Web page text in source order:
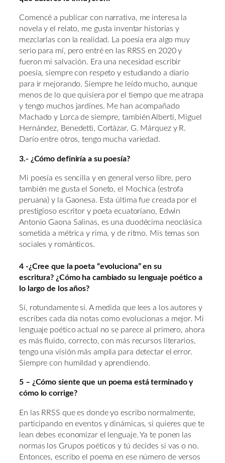
Comencé a publicar con narrativa, me interesa la
novela y el relato, me gusta inventar historias y
mezclarlas con la realidad. La poesía era algo muy
serio para mí, pero entré en las RRSS en 2020 y
fueron mi salvación. Era una necesidad escribir
poesía, siempre con respeto y estudiando a diario
para ir mejorando. Siempre he leído mucho, aunque
menos de lo que quisiera por el tiempo que me atrapa
y tengo muchos jardines. Me han acompañado
Machado y Lorca de siempre, también Alberti, Miguel
Hernández, Benedetti, Cortázar, G. Márquez y R.
Darío entre otros, tengo mucha variedad.
3.- ¿Cómo definiría a su poesía?
Mi poesía es sencilla y en general verso libre, pero
también me gusta el Soneto, el Mochica (estrofa
peruana) y la Gaonesa. Esta última fue creada por el
prestigioso escritor y poeta ecuatoriano, Edwin
Antonio Gaona Salinas, es una duodécima neoclásica
sometida a métrica y rima, y de ritmo. Mis temas son
sociales y románticos.
4 -¿Cree que la poeta “evoluciona” en su
escritura? ¿Cómo ha cambiado su lenguaje poético a
lo largo de los años?
Sí, rotundamente sí. A medida que lees a los autores y
escribes cada día notas como evolucionas a mejor. Mi
lenguaje poético actual no se parece al primero, ahora
es más fluido, correcto, con más recursos literarios,
tengo una visión más amplia para detectar el error.
Siempre con humildad y aprendiendo.
5 – ¿Cómo siente que un poema está terminado y
cómo lo corrige?
En las RRSS que es donde yo escribo normalmente,
participando en eventos y dinámicas, si quieres que te
lean debes economizar el lenguaje. Ya te ponen las
normas los Grupos poéticos y tú decides si vas o no.
Entonces, escribo el poema en ese número de versos